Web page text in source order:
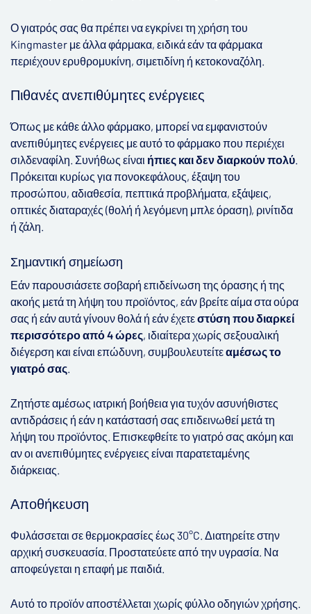
Ο γιατρός σας θα πρέπει να εγκρίνει τη χρήση του
Kingmaster με άλλα φάρμακα, ειδικά εάν τα φάρμακα
περιέχουν ερυθρομυκίνη, σιμετιδίνη ή κετοκοναζόλη.
Πιθανές ανεπιθύμητες ενέργειες
Όπως με κάθε άλλο φάρμακο, μπορεί να εμφανιστούν
ανεπιθύμητες ενέργειες με αυτό το φάρμακο που περιέχει
σιλδεναφίλη. Συνήθως είναι ήπιες και δεν διαρκούν πολύ.
Πρόκειται κυρίως για πονοκεφάλους, έξαψη του
προσώπου, αδιαθεσία, πεπτικά προβλήματα, εξάψεις,
οπτικές διαταραχές (θολή ή λεγόμενη μπλε όραση), ρινίτιδα
ή ζάλη.
Σημαντική σημείωση
Εάν παρουσιάσετε σοβαρή επιδείνωση της όρασης ή της
ακοής μετά τη λήψη του προϊόντος, εάν βρείτε αίμα στα ούρα
σας ή εάν αυτά γίνουν θολά ή εάν έχετεστύση που διαρκεί
περισσότερο από 4 ώρες, ιδιαίτερα χωρίς σεξουαλική
διέγερση και είναι επώδυνη, συμβουλευτείτεαμέσως το
γιατρό σας.
Ζητήστε αμέσως ιατρική βοήθεια για τυχόν ασυνήθιστες
αντιδράσεις ή εάν η κατάστασή σας επιδεινωθεί μετά τη
λήψη του προϊόντος. Επισκεφθείτε το γιατρό σας ακόμη και
αν οι ανεπιθύμητες ενέργειες είναι παρατεταμένης
διάρκειας.
Αποθήκευση
Φυλάσσεται σε θερμοκρασίες έως 30°C. Διατηρείτε στην
αρχική συσκευασία. Προστατεύετε από την υγρασία. Να
αποφεύγεται η επαφή με παιδιά.
Αυτό το προϊόν αποστέλλεται χωρίς φύλλο οδηγιών χρήσης.